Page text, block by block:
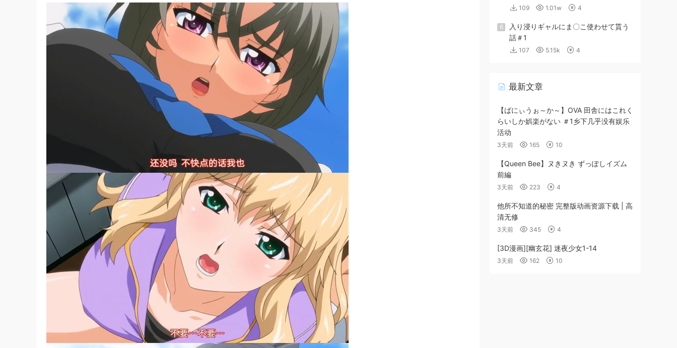
109 1.01w 4
6
入り浸りギャルにま〇こ使わせて貰う
話＃1
107 5.15k 4
最新文章
【ばにぃうぉ～か～】OVA 田舎にはこれく
らいしか娯楽がない ＃1乡下几乎没有娱乐
活动
3天前 165 10
【Queen Bee】ヌきヌき ずっぽしイズム
前編
3天前 223 4
他所不知道的秘密 完整版动画资源下载 | 高
清无修
3天前 345 4
[3D漫画][幽玄花] 迷夜少女1-14
3天前 162 10